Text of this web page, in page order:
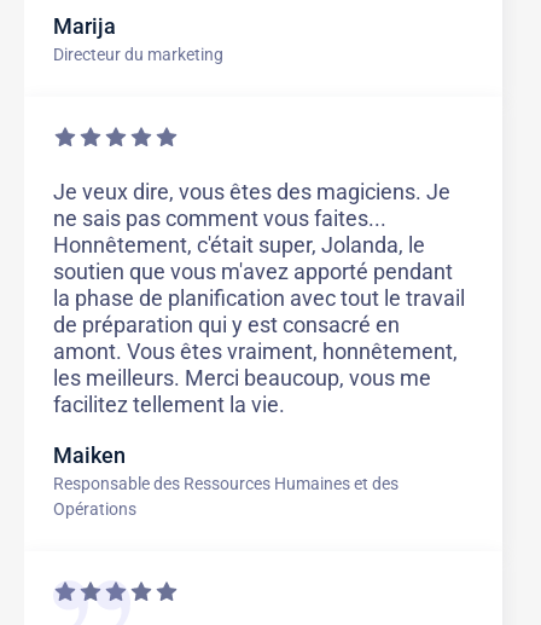
Marija
Directeur du marketing
Je veux dire, vous êtes des magiciens. Je
ne sais pas comment vous faites...
Honnêtement, c'était super, Jolanda, le
soutien que vous m'avez apporté pendant
la phase de planification avec tout le travail
de préparation qui y est consacré en
amont. Vous êtes vraiment, honnêtement,
les meilleurs. Merci beaucoup, vous me
facilitez tellement la vie.
Maiken
Responsable des Ressources Humaines et des
Opérations